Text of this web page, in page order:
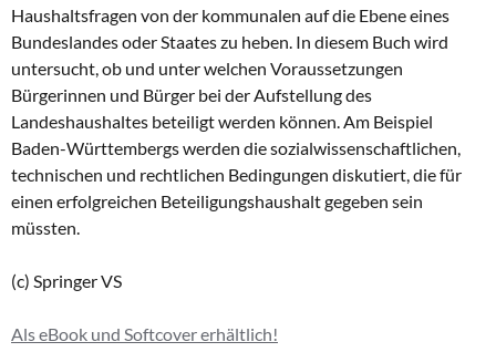
Haushaltsfragen von der kommunalen auf die Ebene eines
Bundeslandes oder Staates zu heben. In diesem Buch wird
untersucht, ob und unter welchen Voraussetzungen
Bürgerinnen und Bürger bei der Aufstellung des
Landeshaushaltes beteiligt werden können. Am Beispiel
Baden-Württembergs werden die sozialwissenschaftlichen,
technischen und rechtlichen Bedingungen diskutiert, die für
einen erfolgreichen Beteiligungshaushalt gegeben sein
müssten.
(c) Springer VS
Als eBook und Softcover erhältlich!